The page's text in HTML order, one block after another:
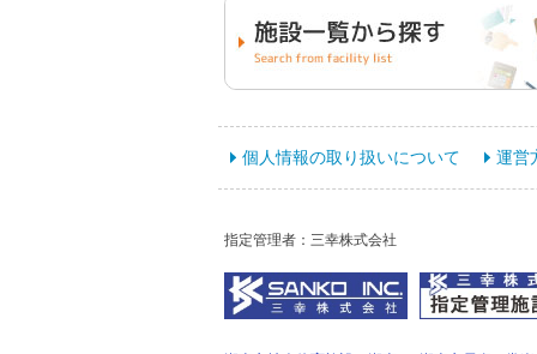
個人情報の取り扱いについて 運営
指定管理者：三幸株式会社